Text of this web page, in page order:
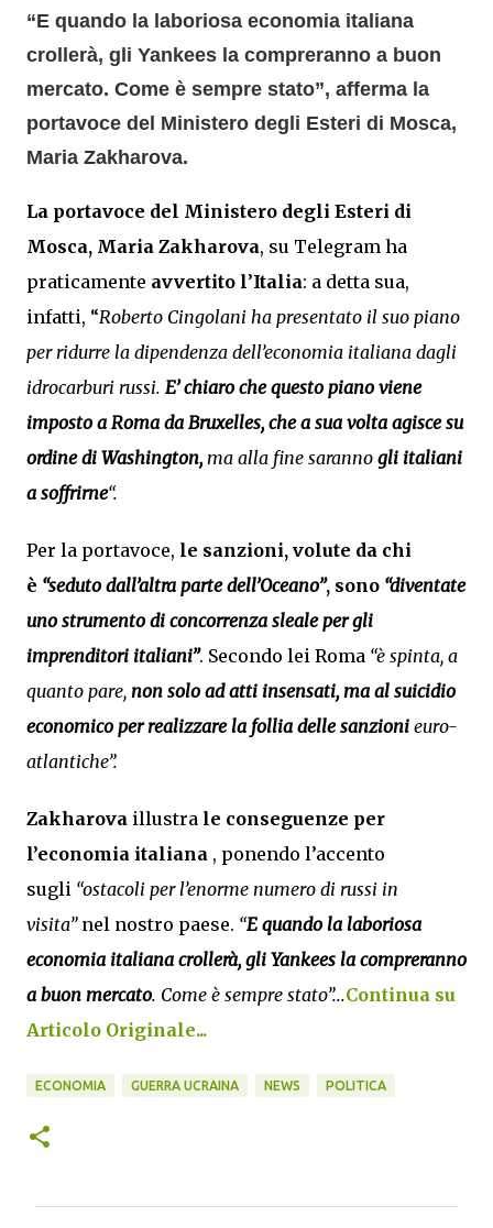
“E quando la laboriosa economia italiana
crollerà, gli Yankees la compreranno a buon
mercato. Come è sempre stato”, afferma la
portavoce del Ministero degli Esteri di Mosca,
Maria Zakharova.
La portavoce del Ministero degli Esteri di
Mosca, Maria Zakharova, su Telegram ha
praticamente avvertito l’Italia: a detta sua,
infatti, “Roberto Cingolani ha presentato il suo piano
per ridurre la dipendenza dell’economia italiana dagli
idrocarburi russi. E’ chiaro che questo piano viene
imposto a Roma da Bruxelles, che a sua volta agisce su
ordine di Washington, ma alla fine saranno gli italiani
a soffrirne“.
Per la portavoce, le sanzioni, volute da chi
è “seduto dall’altra parte dell’Oceano”, sono “diventate
uno strumento di concorrenza sleale per gli
imprenditori italiani”. Secondo lei Roma “è spinta, a
quanto pare, non solo ad atti insensati, ma al suicidio
economico per realizzare la follia delle sanzioni euro-
atlantiche”.
Zakharova illustra le conseguenze per
l’economia italiana , ponendo l’accento
sugli “ostacoli per l’enorme numero di russi in
visita”nel nostro paese. “E quando la laboriosa
economia italiana crollerà, gli Yankees la compreranno
a buon mercato. Come è sempre stato”...Continua su
Articolo Originale...
ECONOMIA GUERRA UCRAINA NEWS POLITICA